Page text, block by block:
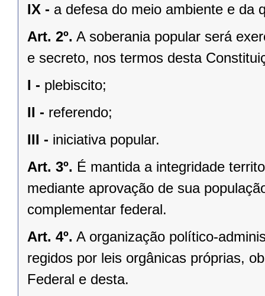
IX - a defesa do meio ambiente e da
Art. 2º. A soberania popular será
e secreto, nos termos desta
I - plebiscito;
II - referendo;
III - iniciativa popular.
Art. 3º. É mantida a integridade
mediante aprovação de sua
complementar federal.
Art. 4º. A organização político-
regidos por leis orgânicas próprias,
Federal e desta.